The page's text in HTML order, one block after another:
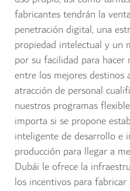
fabricantes tendrán la
penetración digital, una
propiedad intelectual y un
por su facilidad para hacer
entre los mejores destinos
atracción de personal
nuestros programas
importa si se propone
inteligente de desarrollo e
producción para llegar a
Dubái le ofrece la
los incentivos para